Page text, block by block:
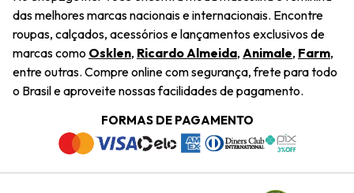
Saiu na Mídia
Sustentabilidade
Navegando
Termos e Condições
Trabalhe Conosco
Restituição de Pagamento
Dúvidas Frequentes
Termos e Condições
Política de Privacidade
das melhores marcas nacionais e internacionais. Encontre
roupas, calçados, acessórios e lançamentos exclusivos de
marcas como Osklen, Ricardo Almeida, Animale, Farm,
entre outras. Compre online com segurança, frete para todo
o Brasil e aproveite nossas facilidades de pagamento.
FORMAS DE PAGAMENTO